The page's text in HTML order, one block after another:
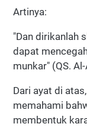
Artinya:
"Dan dirikanlah
dapat
munkar" (QS.
Dari ayat di
memahami
membentuk